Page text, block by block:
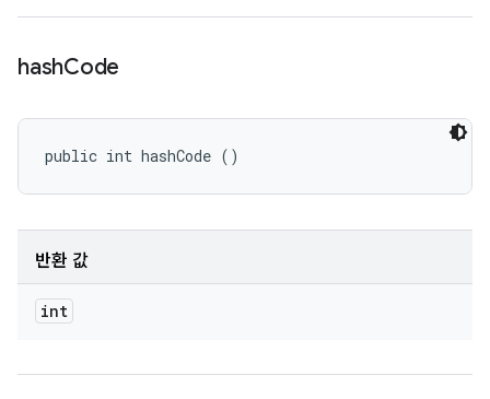
hashCode
public int hashCode ()
반환 값
int